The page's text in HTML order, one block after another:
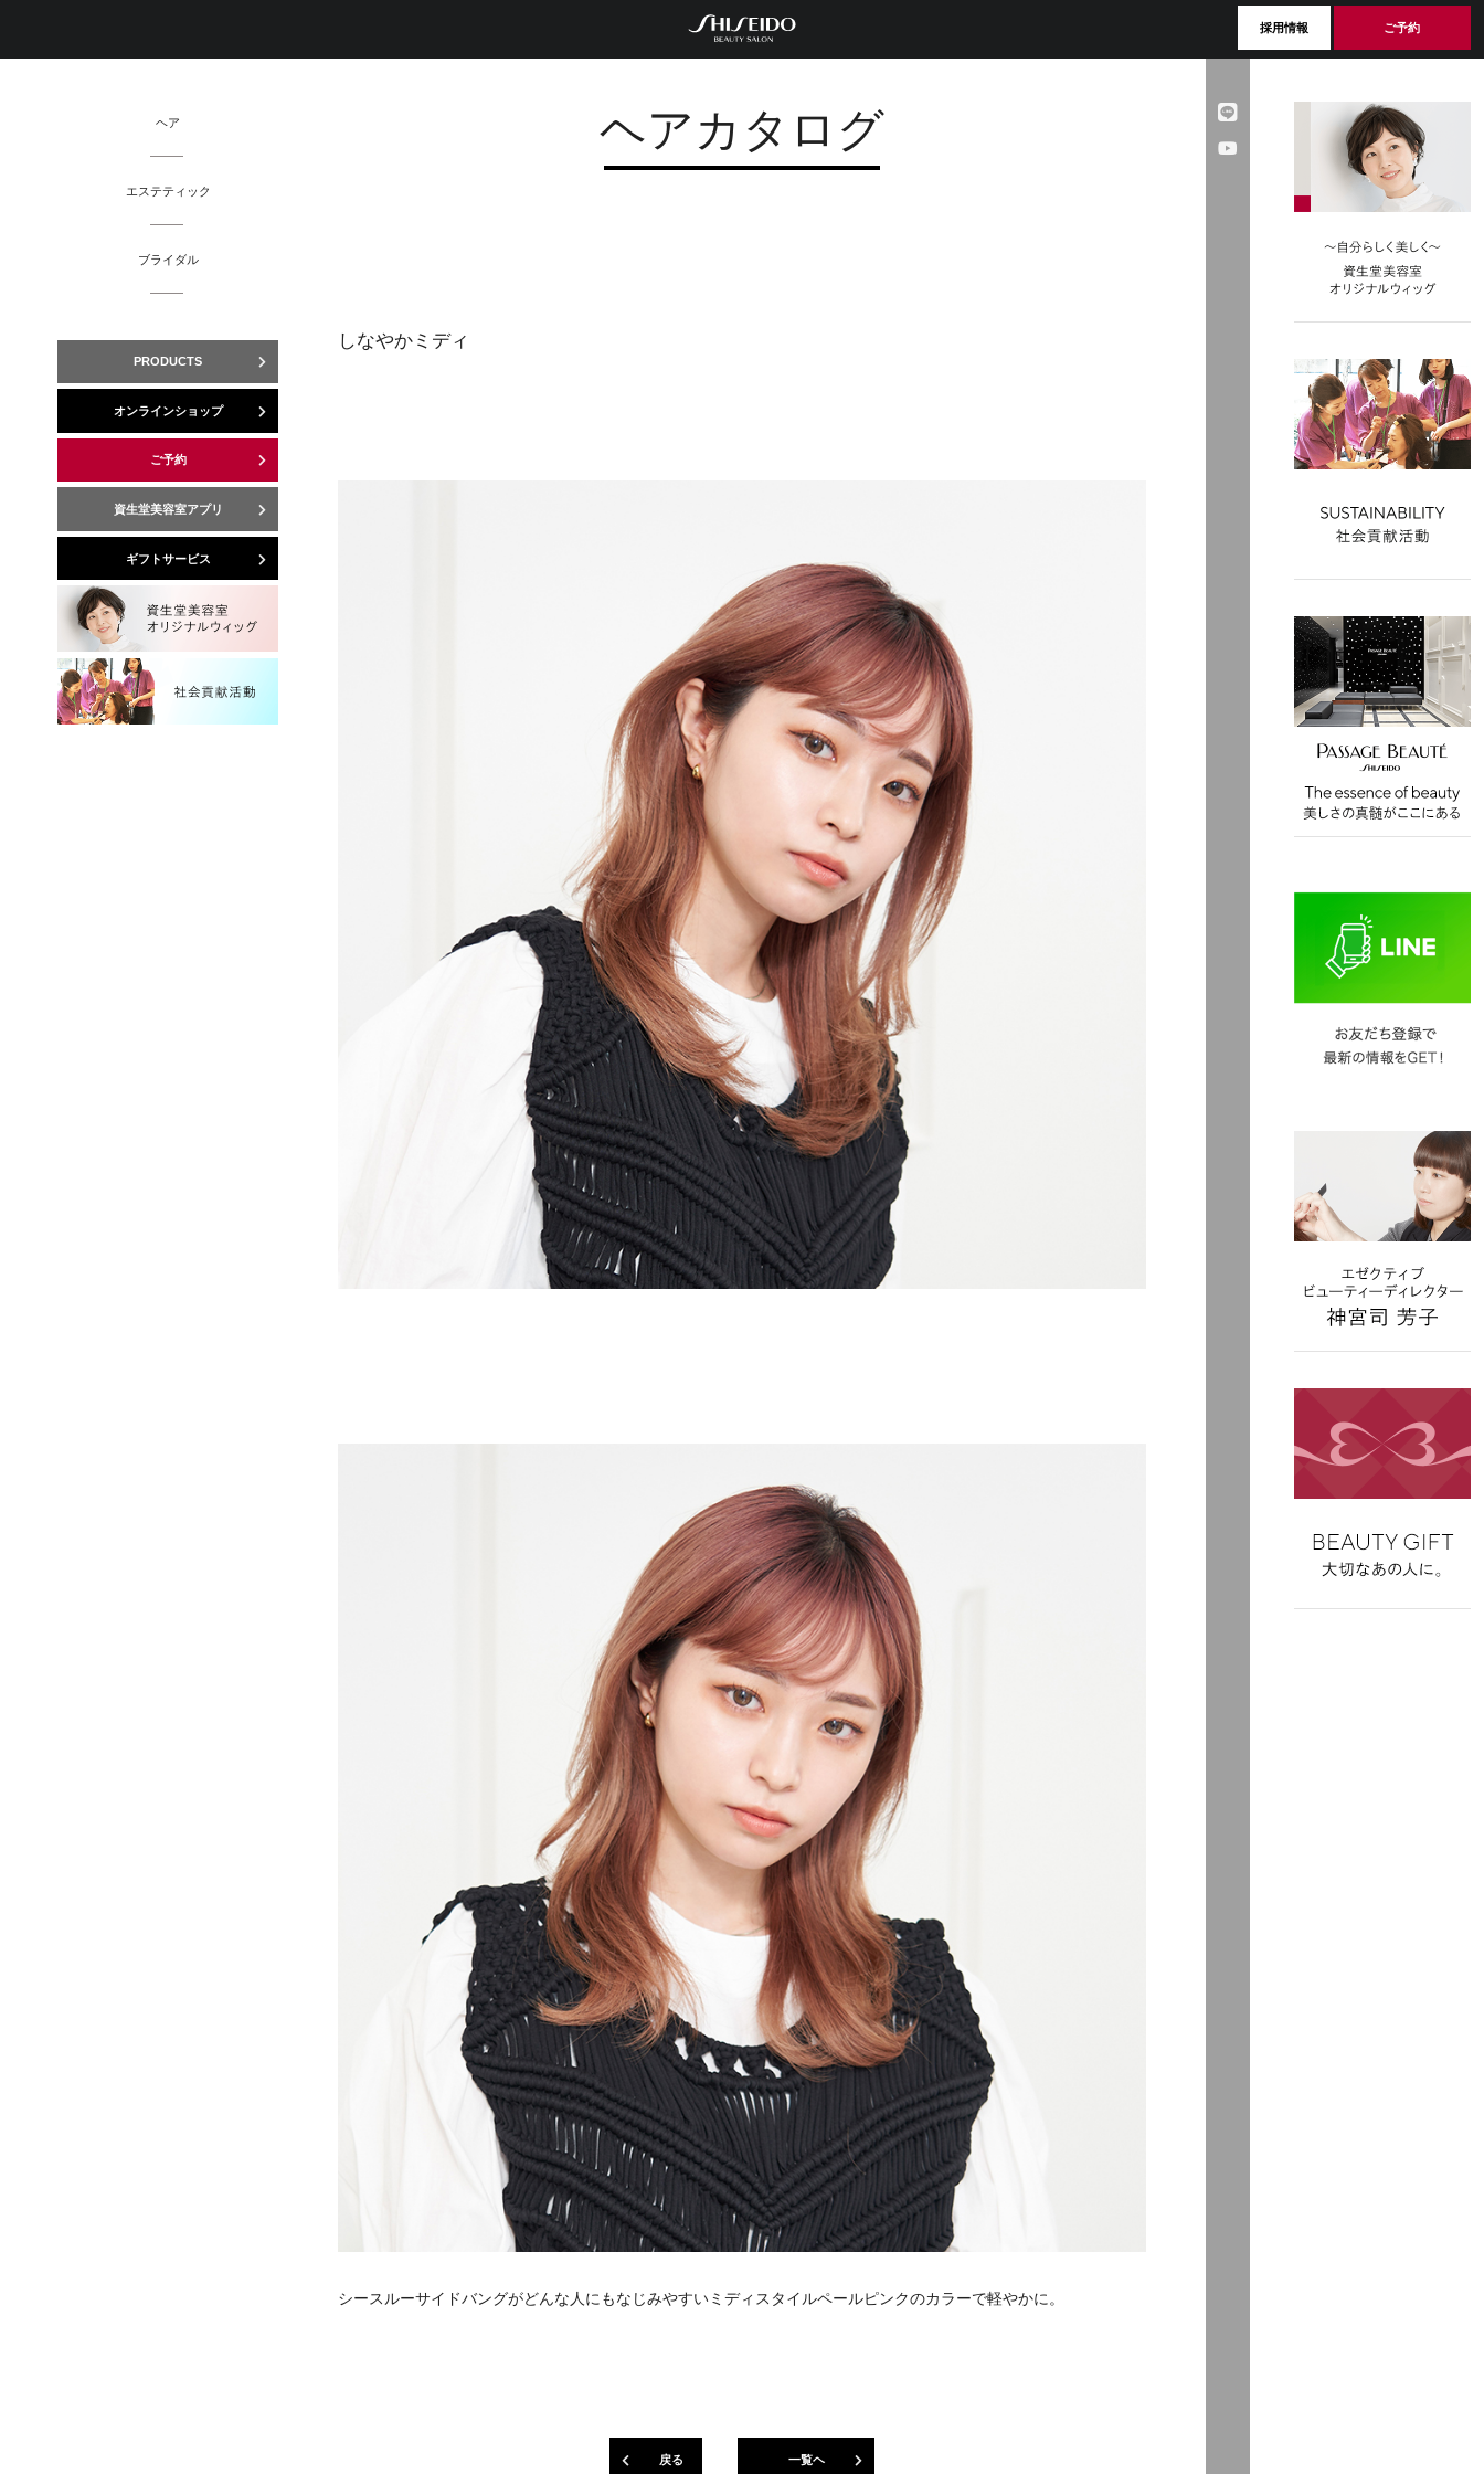
採用情報 ご予約
ヘア
エステティック
ブライダル
PRODUCTS
オンラインショップ
ご予約
資生堂美容室アプリ
ギフトサービス
ヘアカタログ
しなやかミディ
シースルーサイドバングがどんな人にもなじみやすいミディスタイルペールピンクのカラーで軽やかに。
戻る 一覧ヘ